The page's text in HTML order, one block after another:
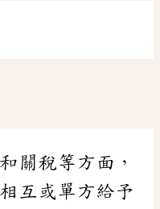
關稅等方面，
互或單方給予